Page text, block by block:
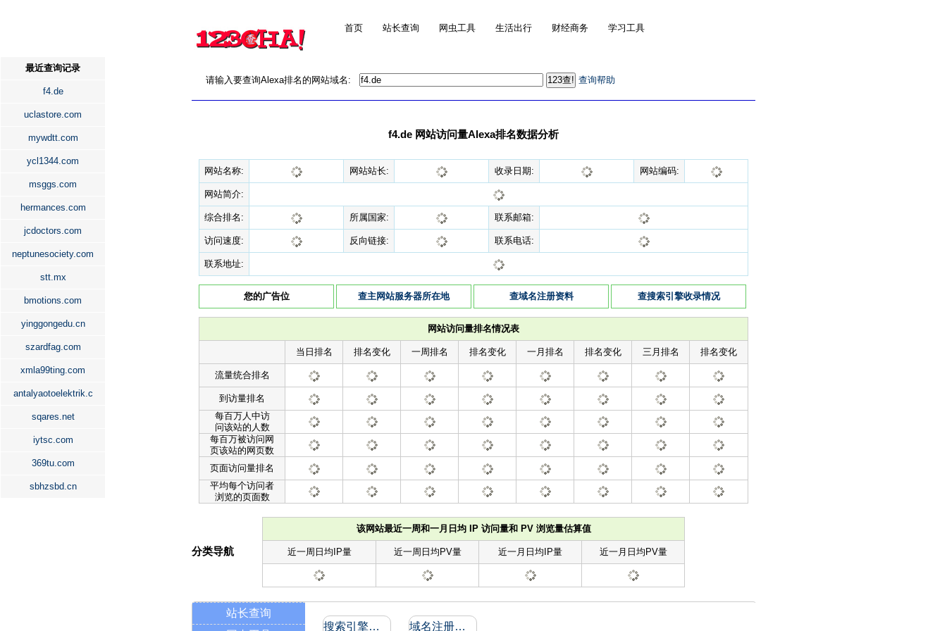
首页 站长查询 网虫工具 生活出行 财经商务 学习工具
最近查询记录
f4.de
uclastore.com
mywdtt.com
ycl1344.com
msggs.com
hermances.com
jcdoctors.com
neptunesociety.com
stt.mx
bmotions.com
yinggongedu.cn
szardfag.com
xmla99ting.com
antalyaotoelektrik.c
sqares.net
iytsc.com
369tu.com
sbhzsbd.cn
请输入要查询Alexa排名的网站域名: 查询帮助
f4.de 网站访问量Alexa排名数据分析
网站名称: 网站站长: 收录日期: 网站编码:
网站简介:
综合排名: 所属国家: 联系邮箱:
访问速度: 反向链接: 联系电话:
联系地址:
您的广告位 查主网站服务器所在地 查域名注册资料 查搜索引擎收录情况
网站访问量排名情况表
当日排名 排名变化 一周排名 排名变化 一月排名 排名变化 三月排名 排名变化
流量统合排名
到访量排名
每百万人中访
问该站的人数
每百万被访问网
页该站的网页数
页面访问量排名
平均每个访问者
浏览的页面数
该网站最近一周和一月日均 IP 访问量和 PV 浏览量估算值
近一周日均IP量 近一周日均PV量 近一月日均IP量 近一月日均PV量
分类导航
站长查询
搜索引擎收录和反向链接 域名注册信息